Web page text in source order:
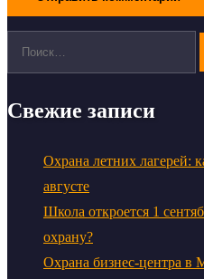
Свежие записи
Охрана летних лагерей:
августе
Школа откроется 1
охрану?
Охрана бизнес-центра в